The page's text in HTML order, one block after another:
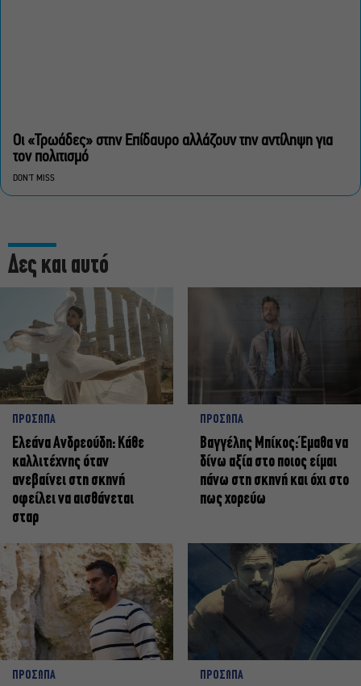
Οι «Τρωάδες» στην Επίδαυρο αλλάζουν την αντίληψη για
τον πολιτισμό
DON'T MISS
Δες και αυτό
ΠΡΟΣΩΠΑ
Ελεάνα Ανδρεούδη: Κάθε
καλλιτέχνης όταν
ανεβαίνει στη σκηνή
οφείλει να αισθάνεται
σταρ
ΠΡΟΣΩΠΑ
Βαγγέλης Μπίκος: Έμαθα να
δίνω αξία στο ποιος είμαι
πάνω στη σκηνή και όχι στο
πως χορεύω
ΠΡΟΣΩΠΑ ΠΡΟΣΩΠΑ